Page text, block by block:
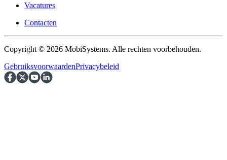
Vacatures
Contacten
Copyright © 2026 MobiSystems. Alle rechten voorbehouden.
GebruiksvoorwaardenPrivacybeleid